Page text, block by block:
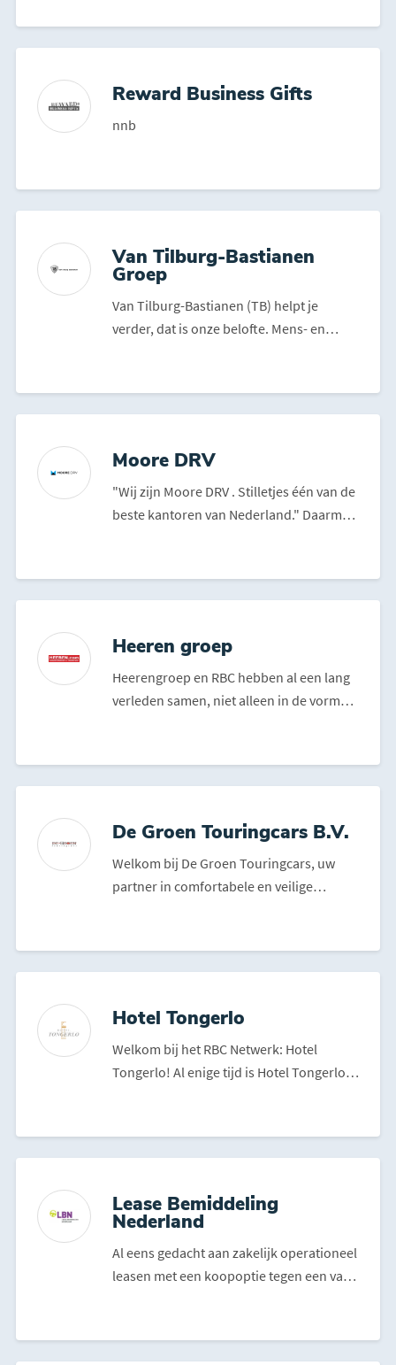
Reward Business Gifts
nnb
Van Tilburg-Bastianen
Groep
Van Tilburg-Bastianen (TB) helpt je
verder, dat is onze belofte. Mens- en
Moore DRV
"Wij zijn Moore DRV . Stilletjes één van de
beste kantoren van Nederland." Daarmee
Heeren groep
Heerengroep en RBC hebben al een lang
verleden samen, niet alleen in de vorm
De Groen Touringcars B.V.
Welkom bij De Groen Touringcars, uw
partner in comfortabele en veilige
Hotel Tongerlo
Welkom bij het RBC Netwerk: Hotel
Tongerlo! Al enige tijd is Hotel Tongerlo
Lease Bemiddeling
Nederland
Al eens gedacht aan zakelijk operationeel
leasen met een koopoptie tegen een van